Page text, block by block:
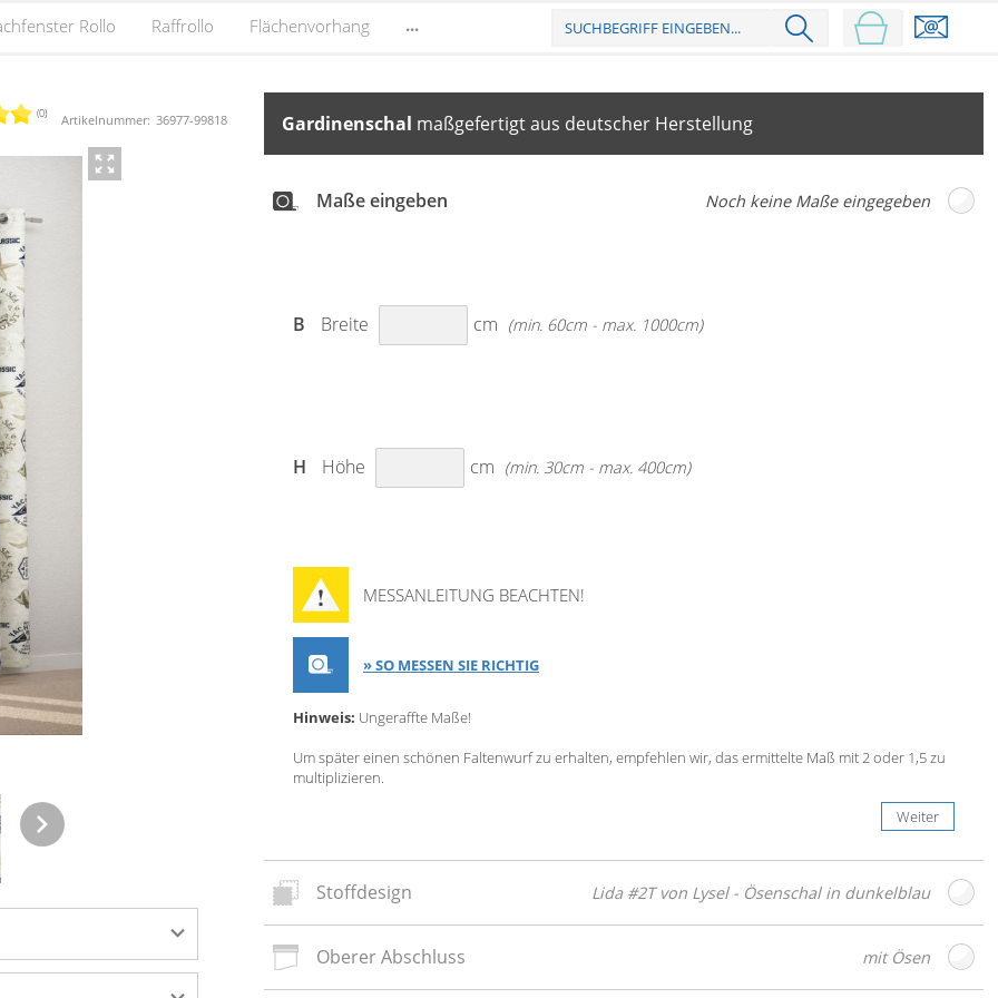
Rollo Raffrollo Flächenvorhang ...
(0) Artikelnummer: 36977-99818 Gardinenschal maßgefertigt aus deutscher Herstellung
Maße eingeben
B Breite cm (min. 60cm - max. 1000cm)
H Höhe cm (min. 30cm - max. 400cm)
MESSANLEITUNG BEACHTEN!
» SO MESSEN SIE RICHTIG
Hinweis: Ungeraffte Maße!
Um später einen schönen Faltenwurf zu erhalten, empfehlen wir, das ermittelte Maß mit 2 oder 1,5 zu
multiplizieren.
Weiter
Stoffdesign Lida #2T von Lysel - Ösenschal in dunkelblau
bestellen
oberer Abschluss mit Ösen